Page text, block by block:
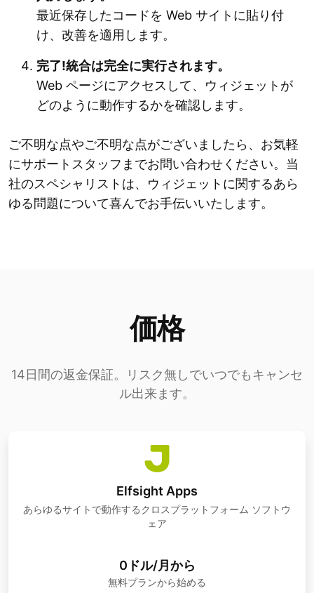
最近保存したコードを Web サイトに貼り付
け、改善を適用します。
完了!統合は完全に実行されます。
Web ページにアクセスして、ウィジェットが
どのように動作するかを確認します。
ご不明な点やご不明な点がございましたら、お気軽
にサポートスタッフまでお問い合わせください。当
社のスペシャリストは、ウィジェットに関するあら
ゆる問題について喜んでお手伝いいたします。
価格
14日間の返金保証。リスク無しでいつでもキャンセ
ル出来ます。
Elfsight Apps
あらゆるサイトで動作するクロスプラットフォーム ソフトウ
ェア
0ドル/月から
無料プランから始める